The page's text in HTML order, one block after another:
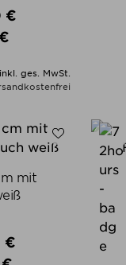
€
ges. MwSt.
mit
€